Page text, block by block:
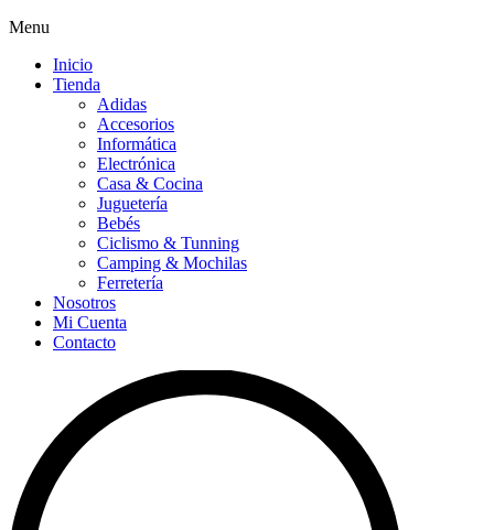
Menu
Inicio
Tienda
Adidas
Accesorios
Informática
Electrónica
Casa & Cocina
Juguetería
Bebés
Ciclismo & Tunning
Camping & Mochilas
Ferretería
Nosotros
Mi Cuenta
Contacto